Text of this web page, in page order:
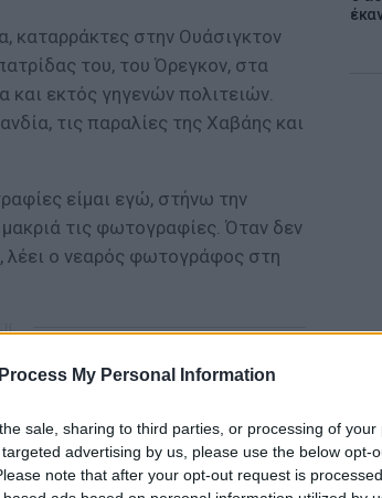
My Personal Information
sale, sharing to third parties, or processing of your
advertising by us, please use the below opt-
note that after your opt-out request is
καταρράκτες στην Ουάσιγκτον
του, του Όρεγκον, στα
και εκτός γηγενών πολιτειών.
τις παραλίες της Χαβάης και
είμαι εγώ, στήνω την
τις φωτογραφίες. Όταν δεν
λέει ο νεαρός φωτογράφος στη